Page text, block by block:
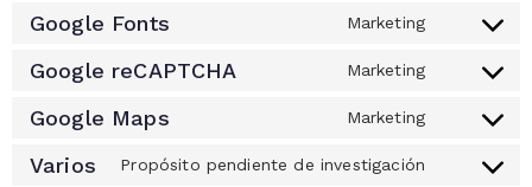
Google Fonts Marketing
Google reCAPTCHA Marketing
Google Maps Marketing
Varios Propósito pendiente de investigación